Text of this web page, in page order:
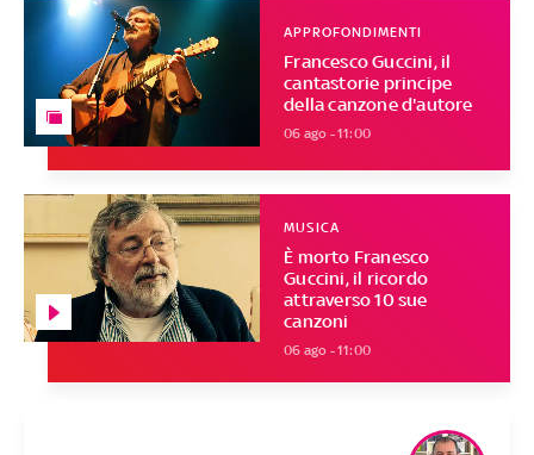
Francesco Guccini, il
cantastorie principe
della canzone d'autore
APPROFONDIMENTI
06 ago - 11:00
È morto Franesco
Guccini, il ricordo
attraverso 10 sue
canzoni
MUSICA
06 ago - 11:00